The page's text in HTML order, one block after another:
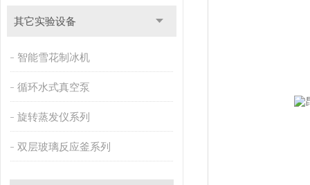
其它实验设备
智能雪花制冰机
循环水式真空泵
旋转蒸发仪系列
双层玻璃反应釜系列